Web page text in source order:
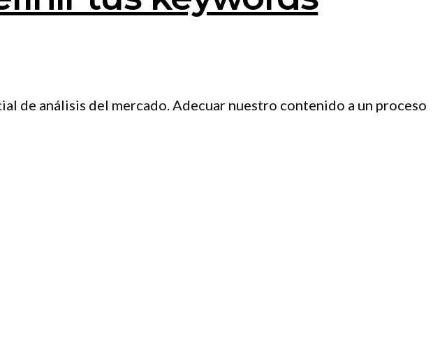
de análisis del mercado. Adecuar nuestro contenido a un proceso